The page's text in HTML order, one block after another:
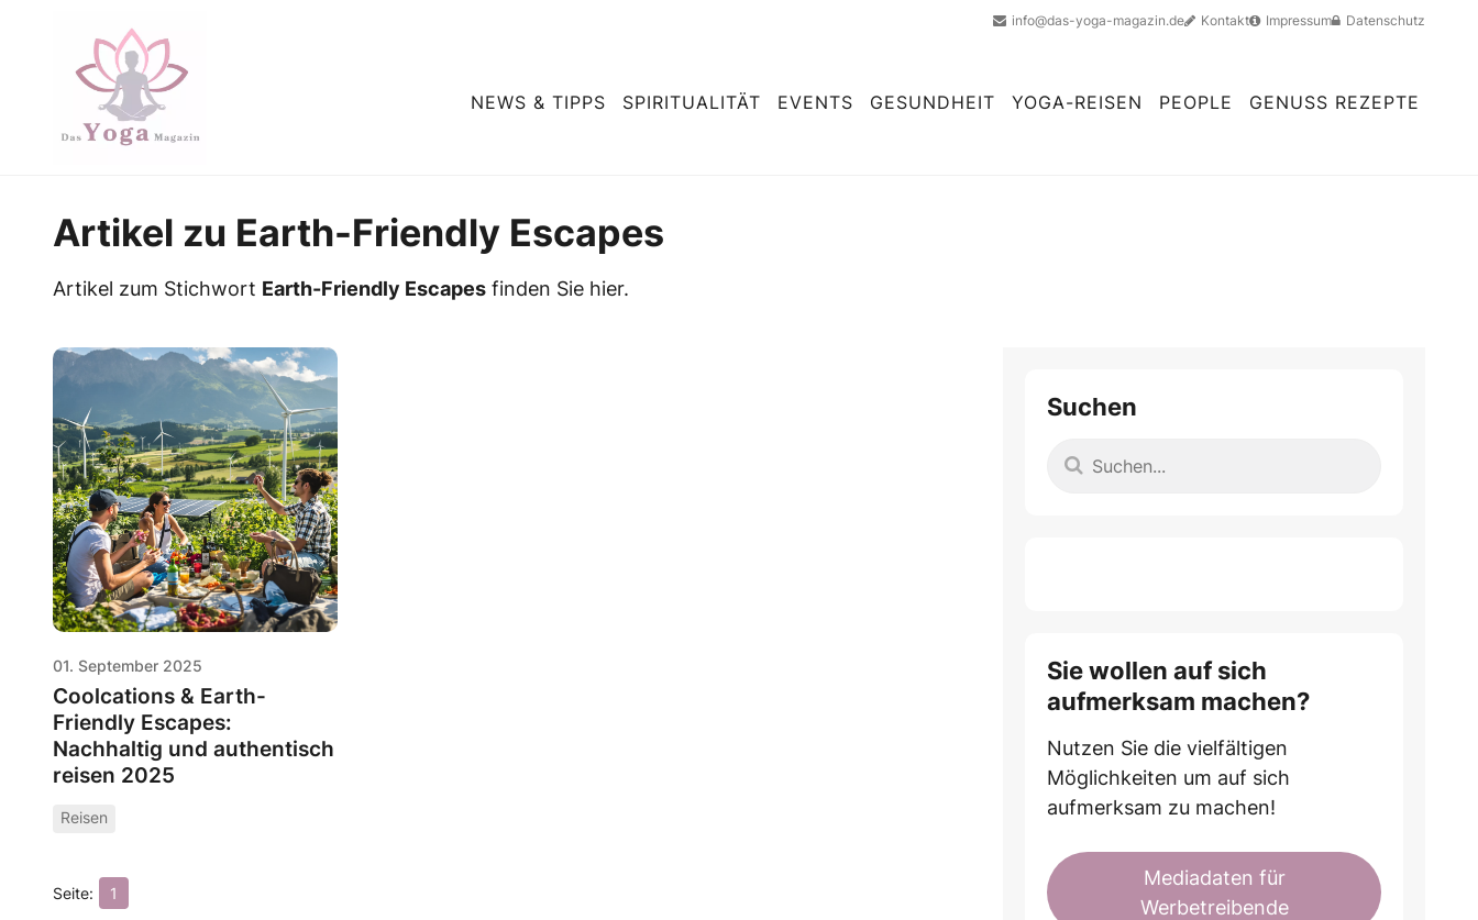
info@das-yoga-magazin.de Kontakt Impressum Datenschutz
NEWS & TIPPS SPIRITUALITÄT EVENTS GESUNDHEIT YOGA-REISEN PEOPLE GENUSS REZEPTE
Artikel zu Earth-Friendly Escapes
Artikel zum Stichwort Earth-Friendly Escapes finden Sie hier.
01. September 2025
Coolcations & Earth-
Friendly Escapes:
Nachhaltig und authentisch
reisen 2025
Reisen
1
Suchen
Sie wollen auf sich
aufmerksam machen?
Nutzen Sie die vielfältigen
Möglichkeiten um auf sich
aufmerksam zu machen!
Mediadaten für
Werbetreibende